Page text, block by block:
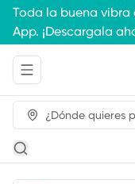
Toda la buena vibra
App. ¡Descargala
Abrir menu de
¿Dónde quieres